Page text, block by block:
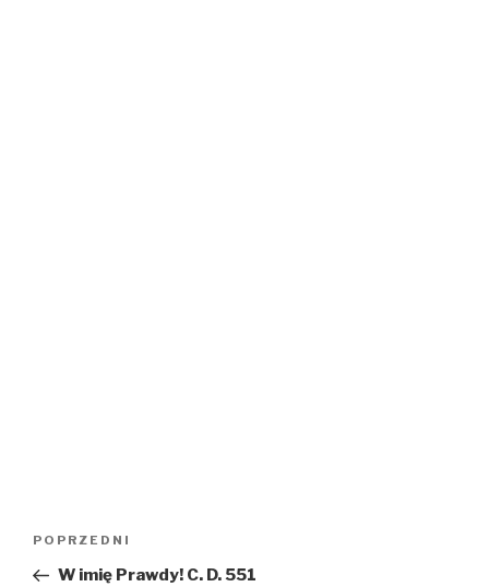
Poprzedni
wpis
POPRZEDNI
W imię Prawdy! C. D. 551